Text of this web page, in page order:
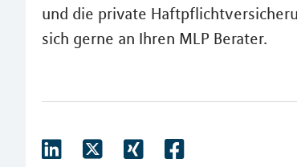
und die private
sich gerne an Ihren MLP Berater.